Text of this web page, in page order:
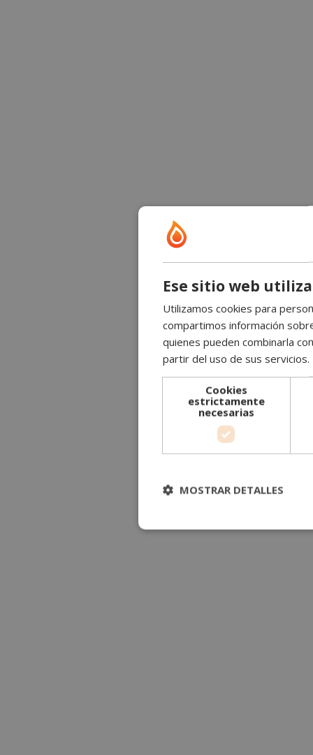
Ese sitio web
Utilizamos cookies para
compartimos información
quienes pueden combinarla
partir del uso de sus servicios.
Cookies
estrictamente
necesarias
MOSTRAR DETALLES